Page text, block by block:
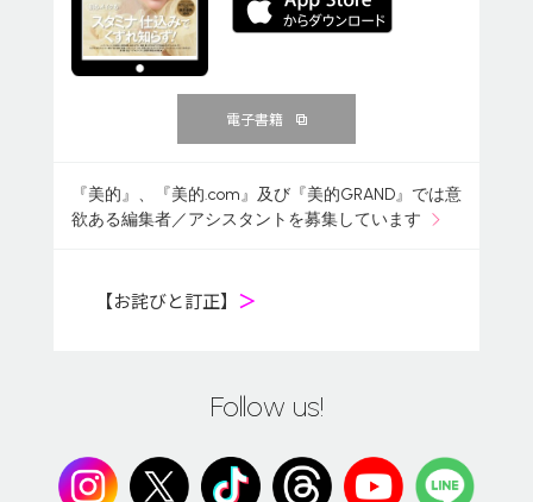
電子書籍
『美的』、『美的.com』及び『美的GRAND』では意
欲ある編集者／アシスタントを募集しています
【お詫びと訂正】 ＞
Follow us!